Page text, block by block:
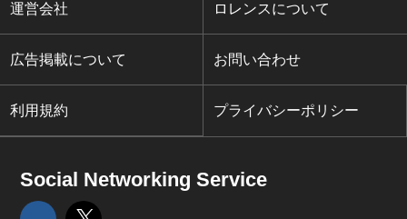
運営会社 ロレンスについて
広告掲載について お問い合わせ
利用規約 プライバシーポリシー
Social Networking Service